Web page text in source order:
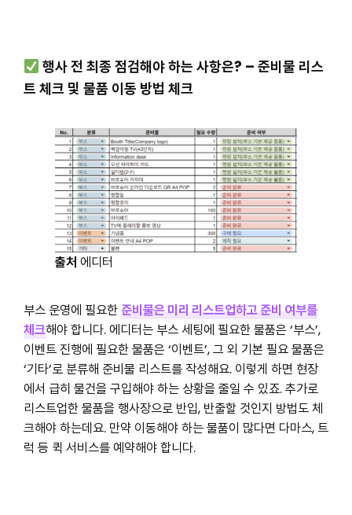
행사 전 최종 점검해야 하는 사항은? – 준비물 리스
트 체크 및 물품 이동 방법 체크
출처 에디터
부스 운영에 필요한준비물은 미리 리스트업하고 준비 여부를
체크해야 합니다. 에디터는 부스 세팅에 필요한 물품은 ‘부스’,
이벤트 진행에 필요한 물품은 ‘이벤트’, 그 외 기본 필요 물품은
‘기타’로 분류해 준비물 리스트를 작성해요. 이렇게 하면 현장
에서 급히 물건을 구입해야 하는 상황을 줄일 수 있죠. 추가로
리스트업한 물품을 행사장으로 반입, 반출할 것인지 방법도 체
크해야 하는데요. 만약 이동해야 하는 물품이 많다면 다마스, 트
럭 등 퀵 서비스를 예약해야 합니다.